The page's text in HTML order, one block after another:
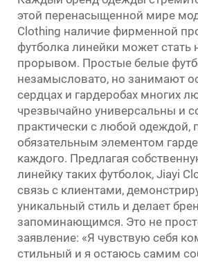
этой перенасыщенной мире
Clothing наличие фирменной
футболка линейки может стать
прорывом. Простые белые
незамысловато, но занимают
сердцах и гардеробах многих
чрезвычайно универсальны и
практически с любой одеждой,
обязательным элементом
каждого. Предлагая
линейку таких футболок, Jiayi
связь с клиентами,
уникальный стиль и делает
запоминающимся. Это не
заявление: «Я чувствую себя
стильный и я остаюсь самим